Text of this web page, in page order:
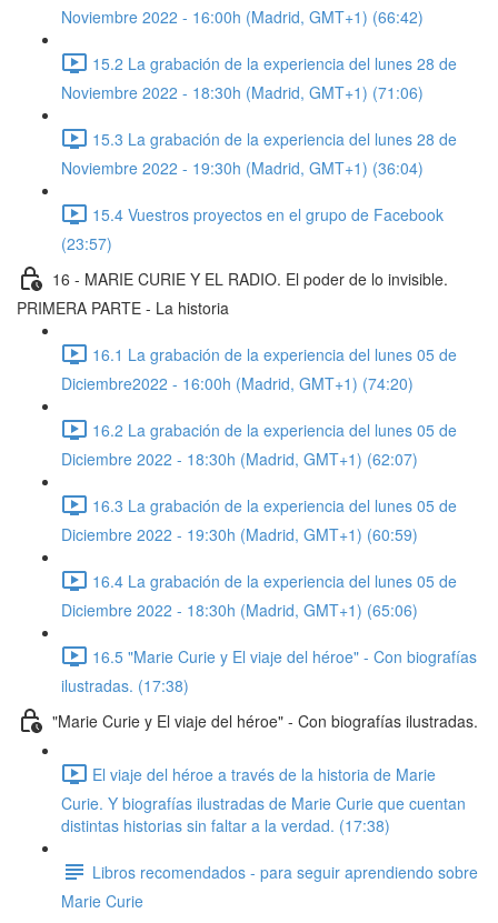
Noviembre 2022 - 16:00h (Madrid, GMT+1) (66:42)
15.2 La grabación de la experiencia del lunes 28 de
Noviembre 2022 - 18:30h (Madrid, GMT+1) (71:06)
15.3 La grabación de la experiencia del lunes 28 de
Noviembre 2022 - 19:30h (Madrid, GMT+1) (36:04)
15.4 Vuestros proyectos en el grupo de Facebook
(23:57)
16 - MARIE CURIE Y EL RADIO. El poder de lo invisible.
PRIMERA PARTE - La historia
16.1 La grabación de la experiencia del lunes 05 de
Diciembre2022 - 16:00h (Madrid, GMT+1) (74:20)
16.2 La grabación de la experiencia del lunes 05 de
Diciembre 2022 - 18:30h (Madrid, GMT+1) (62:07)
16.3 La grabación de la experiencia del lunes 05 de
Diciembre 2022 - 19:30h (Madrid, GMT+1) (60:59)
16.4 La grabación de la experiencia del lunes 05 de
Diciembre 2022 - 18:30h (Madrid, GMT+1) (65:06)
16.5 "Marie Curie y El viaje del héroe" - Con biografías
ilustradas. (17:38)
"Marie Curie y El viaje del héroe" - Con biografías ilustradas.
El viaje del héroe a través de la historia de Marie
Curie. Y biografías ilustradas de Marie Curie que cuentan
distintas historias sin faltar a la verdad. (17:38)
Libros recomendados - para seguir aprendiendo sobre
Marie Curie